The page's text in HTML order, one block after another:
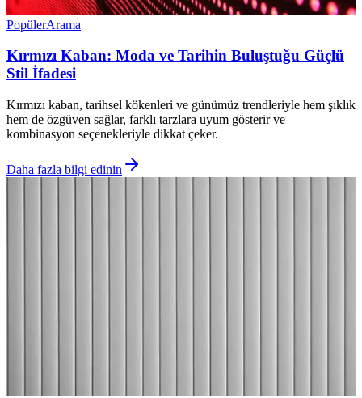
PopülerArama
Kırmızı Kaban: Moda ve Tarihin Buluştuğu Güçlü
Stil İfadesi
Kırmızı kaban, tarihsel kökenleri ve günümüz trendleriyle hem şıklık
hem de özgüven sağlar, farklı tarzlara uyum gösterir ve
kombinasyon seçenekleriyle dikkat çeker.
Daha fazla bilgi edinin